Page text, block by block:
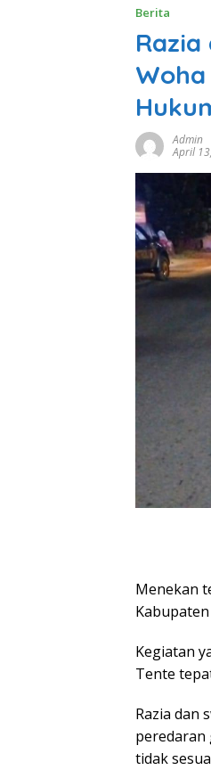
Berita
Admin
April
Menekan
Kegiatan
Tente
Razia dan
peredaran
tidak